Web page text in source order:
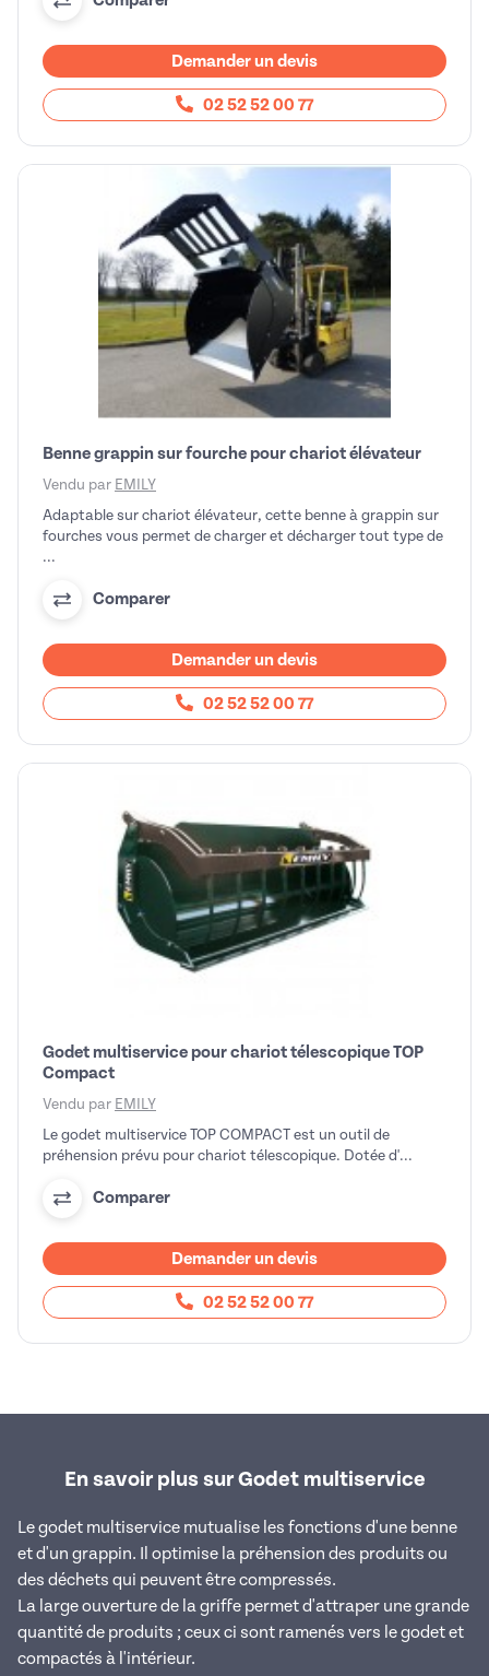
Demander un devis
02 52 52 00 77
Benne grappin sur fourche pour chariot élévateur
Vendu par EMILY
Adaptable sur chariot élévateur, cette benne à grappin sur
fourches vous permet de charger et décharger tout type de
...
Comparer
Demander un devis
02 52 52 00 77
Godet multiservice pour chariot télescopique TOP
Compact
Vendu par EMILY
Le godet multiservice TOP COMPACT est un outil de
préhension prévu pour chariot télescopique. Dotée d'...
Comparer
Demander un devis
02 52 52 00 77
En savoir plus sur Godet multiservice
Le godet multiservice mutualise les fonctions d'une benne
et d'un grappin. Il optimise la préhension des produits ou
des déchets qui peuvent être compressés.
La large ouverture de la griffe permet d'attraper une grande
quantité de produits ; ceux ci sont ramenés vers le godet et
compactés à l'intérieur.